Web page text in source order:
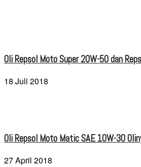
Oli Repsol Moto Super 20W-50 dan
18 Juli 2018
Oli Repsol Moto Matic SAE 10W-30
27 April 2018